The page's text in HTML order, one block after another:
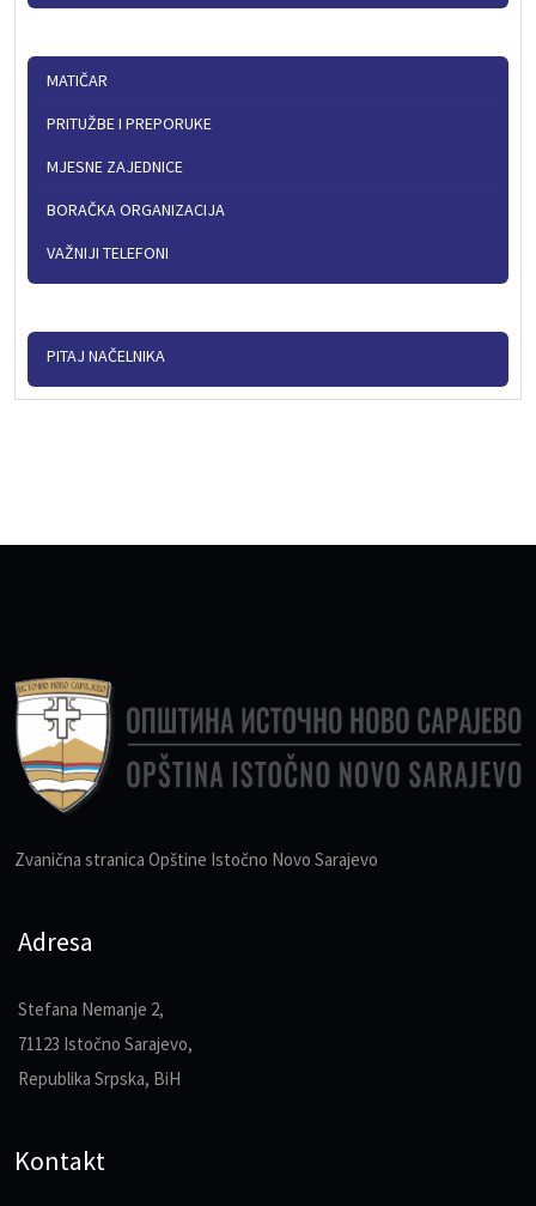
MATIČAR
PRITUŽBE I PREPORUKE
MJESNE ZAJEDNICE
BORAČKA ORGANIZACIJA
VAŽNIJI TELEFONI
PITAJ NAČELNIKA
Zvanična stranica Opštine Istočno Novo Sarajevo
Adresa
Stefana Nemanje 2,
71123 Istočno Sarajevo,
Republika Srpska, BiH
Kontakt